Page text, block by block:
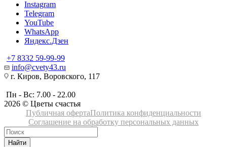
Instagram
Telegram
YouTube
WhatsApp
Яндекс.Дзен
+7 8332 59-99-99
info@cvety43.ru
г. Киров, Воровского, 117
Пн - Вс: 7.00 - 22.00
2026 © Цветы счастья
Публичная офертаПолитика конфиденциальности
Соглашение на обработку персональных данных
Найти